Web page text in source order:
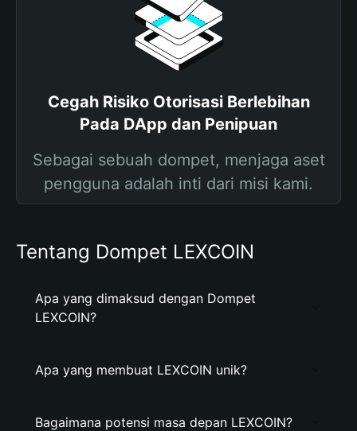
Cegah Risiko Otorisasi Berlebihan
Pada DApp dan Penipuan
Sebagai sebuah dompet, menjaga aset
pengguna adalah inti dari misi kami.
Tentang Dompet LEXCOIN
Apa yang dimaksud dengan Dompet
LEXCOIN?
Apa yang membuat LEXCOIN unik?
Bagaimana potensi masa depan LEXCOIN?